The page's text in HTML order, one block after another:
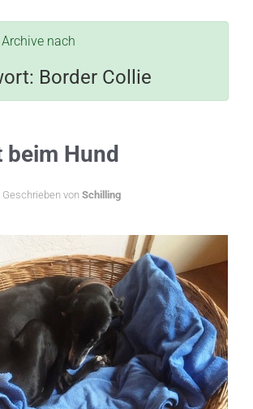
nach
Border Collie
beim Hund
Geschrieben von Schilling